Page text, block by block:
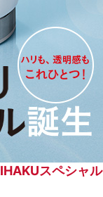
洗顔
化粧水
美容液
スペシャル